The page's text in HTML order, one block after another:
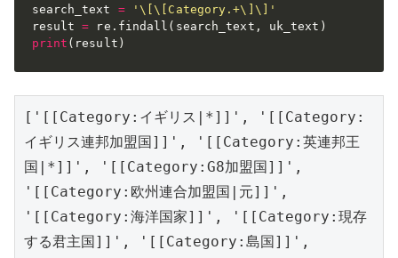
search_text =
'\[\[Category.+\]\]'
result = re . findall ( search_text , uk_text )
print ( result )
['[[Category:イギリス|*]]', '[[Category:
イギリス連邦加盟国]]', '[[Category:英連邦王
国|*]]', '[[Category:G8加盟国]]',
'[[Category:欧州連合加盟国|元]]',
'[[Category:海洋国家]]', '[[Category:現存
する君主国]]', '[[Category:島国]]',